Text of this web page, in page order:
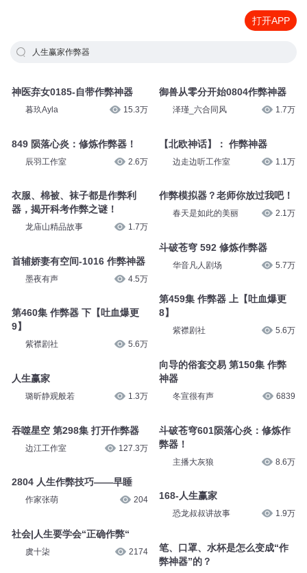
打开APP
人生赢家作弊器
神医弃女0185-自带作弊神器
暮玖Ayla 15.3万
849 陨落心炎：修炼作弊器！
辰羽工作室 2.6万
衣服、棉被、袜子都是作弊利
器，揭开科考作弊之谜！
龙庙山精品故事 1.7万
首辅娇妻有空间-1016 作弊神器
墨夜有声 4.5万
第460集 作弊器 下【吐血爆更
9】
紫襟剧社 5.6万
人生赢家
璐昕静观般若 1.3万
吞噬星空 第298集 打开作弊器
边江工作室 127.3万
2804 人生作弊技巧——早睡
作家张萌 204
社会|人生要学会“正确作弊“
虞十柒 2174
御兽从零分开始0804作弊神器
泽瑾_六合同风 1.7万
【北欧神话】： 作弊神器
边走边听工作室 1.1万
作弊模拟器？老师你放过我吧！
春天是如此的美丽 2.1万
斗破苍穹 592 修炼作弊器
华音凡人剧场 5.7万
第459集 作弊器 上【吐血爆更
8】
紫襟剧社 5.6万
向导的俗套交易 第150集 作弊
神器
冬宣很有声 6839
斗破苍穹601陨落心炎：修炼作
弊器！
主播大灰狼 8.6万
168-人生赢家
恐龙叔叔讲故事 1.9万
笔、口罩、水杯是怎么变成“作
弊神器”的？